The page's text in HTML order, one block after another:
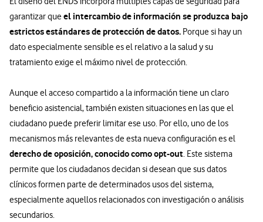
garantizar queel intercambio de información se produzca bajo
estrictos estándares de protección de datos. Porque si hay un
dato especialmente sensible es el relativo a la salud y su
tratamiento exige el máximo nivel de protección.
Aunque el acceso compartido a la información tiene un claro
beneficio asistencial, también existen situaciones en las que el
ciudadano puede preferir limitar ese uso. Por ello, uno de los
mecanismos más relevantes de esta nueva configuración es el
derecho de oposición, conocido como opt-out. Este sistema
permite que los ciudadanos decidan si desean que sus datos
clínicos formen parte de determinados usos del sistema,
especialmente aquellos relacionados con investigación o análisis
secundarios.